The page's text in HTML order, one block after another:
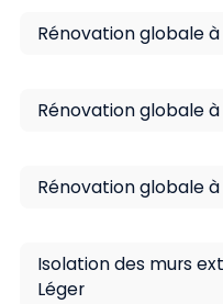
Rénovation globale
Rénovation globale
Rénovation globale
Isolation des murs
Léger